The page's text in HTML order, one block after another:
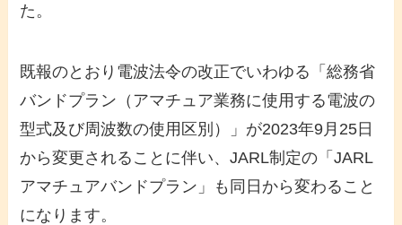
た。
既報のとおり電波法令の改正でいわゆる「総務省
バンドプラン（アマチュア業務に使用する電波の
型式及び周波数の使用区別）」が2023年9月25日
から変更されることに伴い、JARL制定の「JARL
アマチュアバンドプラン」も同日から変わること
になります。